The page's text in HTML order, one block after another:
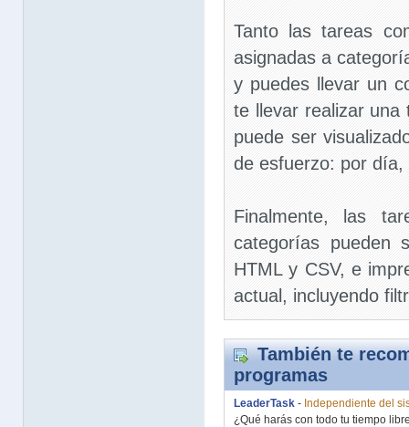
Tanto las tareas
asignadas a
y puedes llevar un
te llevar realizar una
puede ser
de esfuerzo: por
Finalmente, las
categorías pueden
HTML y CSV, e
actual, incluyendo
También te
programas
LeaderTask - Independiente del
¿Qué harás con todo tu tiempo